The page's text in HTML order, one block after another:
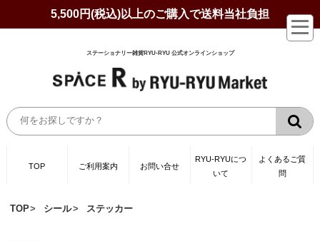
5,500円(税込)以上のご購入で送料当社負担
ステーショナリー雑貨RYU-RYU 公式オンラインショップ
TOP ご利用案内 お問い合せ
RYU-RYUにつ
いて
よくあるご質
問
TOP シール ステッカー